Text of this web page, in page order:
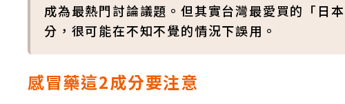
成為最熱門討論議題。但其實台灣最愛買的「日
分，很可能在不知不覺的情況下誤用。
感冒藥這2成分要注意